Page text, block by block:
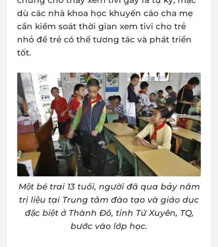
dù các nhà khoa học khuyến cáo cha mẹ
cần kiểm soát thời gian xem tivi cho trẻ
nhỏ để trẻ có thể tương tác và phát triển
tốt.
Một bé trai 13 tuổi, người đã qua bảy năm
trị liệu tại Trung tâm đào tạo và giáo dục
đặc biệt ở Thành Đô, tỉnh Tứ Xuyên, TQ,
bước vào lớp học.